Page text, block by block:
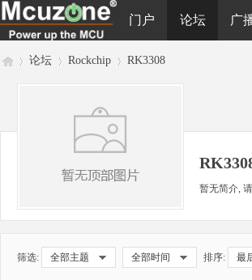
门户 论坛 广
M »
论坛 Rockchip
›
RK3308
暂无简介,
筛选: 全部主题 全部时间 排序: 最